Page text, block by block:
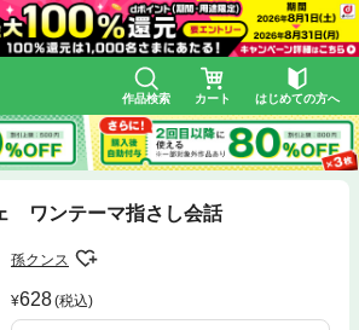
作品検索 カート はじめての方へ
ワンテーマ指さし会話
孫クンス
628(税込)